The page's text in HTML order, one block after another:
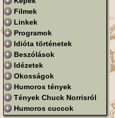
Filmek
Linkek
Programok
Idióta történetek
Beszólások
Idézetek
Okosságok
Humoros tények
Tények Chuck Norrisról
Humoros cuccok